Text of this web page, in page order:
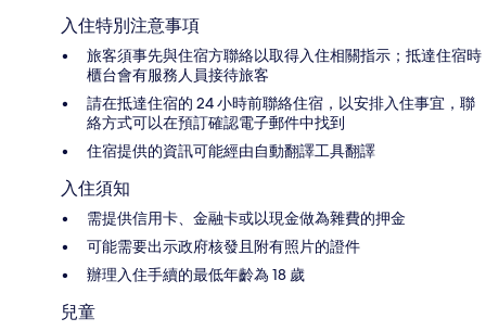
入住特別注意事項
旅客須事先與住宿方聯絡以取得入住相關指示；抵達住宿時
櫃台會有服務人員接待旅客
請在抵達住宿的 24 小時前聯絡住宿，以安排入住事宜，聯
絡方式可以在預訂確認電子郵件中找到
住宿提供的資訊可能經由自動翻譯工具翻譯
入住須知
需提供信用卡、金融卡或以現金做為雜費的押金
可能需要出示政府核發且附有照片的證件
辦理入住手續的最低年齡為 18 歲
兒童